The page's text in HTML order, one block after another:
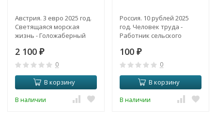
Австрия. 3 евро 2025 год.
Светящаяся морская
жизнь - Голожаберный
2 100 ₽
0
В корзину
В наличии
Россия. 10 рублей 2025
год. Человек труда -
Работник сельского
перерабатывающей
промышленности.
100 ₽
0
В корзину
В наличии